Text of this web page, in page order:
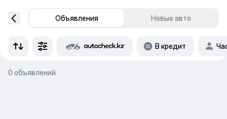
Объявления Новые авто
В кредит
0 объявлений